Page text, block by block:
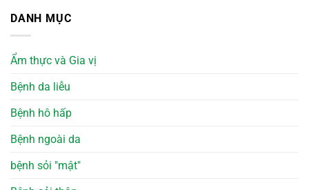
DANH MỤC
Ẩm thực và Gia vị
Bệnh da liễu
Bệnh hô hấp
Bệnh ngoài da
bệnh sỏi "mật"